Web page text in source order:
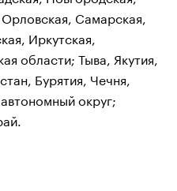
Самарская,
Иркутская,
области; Тыва, Якутия,
Бурятия, Чечня,
округ;